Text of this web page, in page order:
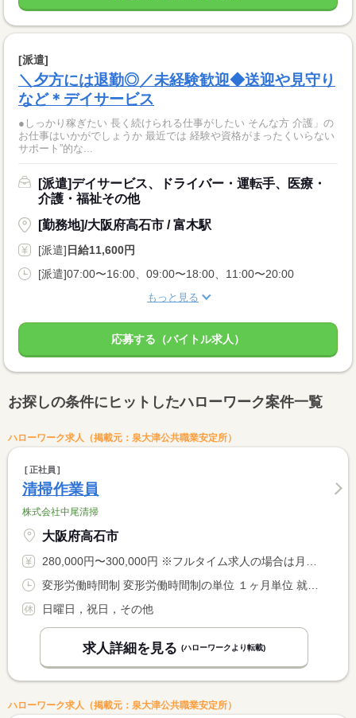
[派遣]
＼夕方には退勤◎／未経験歓迎◆送迎や見守り
など＊デイサービス
●しっかり稼ぎたい 長く続けられる仕事がしたい そんな方 介護」の
お仕事はいかがでしょうか 最近では 経験や資格がまったくいらない
サポート”的な...
[派遣]デイサービス、ドライバー・運転手、医療・
介護・福祉その他
[勤務地]/大阪府高石市 / 富木駅
[派遣] 日給11,600円
[派遣]07:00〜16:00、09:00〜18:00、11:00〜20:00
もっと見る
応募する（バイトル求人）
お探しの条件にヒットしたハローワーク案件一覧
ハローワーク求人（掲載元：泉大津公共職業安定所）
正社員
清掃作業員
株式会社中尾清掃
大阪府高石市
280,000円〜300,000円 ※フルタイム求人の場合は月額（換算額）、パート求人の場合は時間額を表示しています。
変形労働時間制 変形労働時間制の単位 １ヶ月単位 就業時間１ 7時00分〜16時00分 就業時間に関する特記事項 休日出勤有り（出勤の場合は代休有り）
日曜日，祝日，その他
求人詳細を見る (ハローワークより転載)
ハローワーク求人（掲載元：泉大津公共職業安定所）